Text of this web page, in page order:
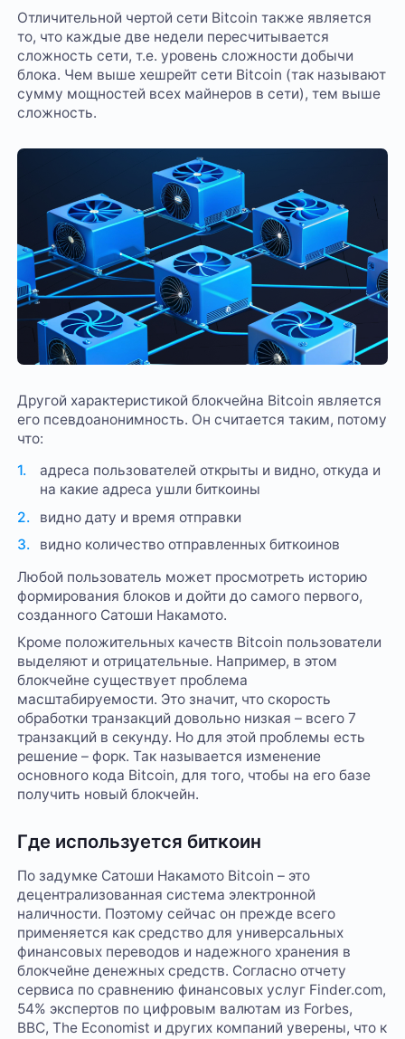
Отличительной чертой сети Bitcoin также является
то, что каждые две недели пересчитывается
сложность сети, т.е. уровень сложности добычи
блока. Чем выше хешрейт сети Bitcoin (так называют
сумму мощностей всех майнеров в сети), тем выше
сложность.
Другой характеристикой блокчейна Bitcoin является
его псевдоанонимность. Он считается таким, потому
что:
адреса пользователей открыты и видно, откуда и
на какие адреса ушли биткоины
видно дату и время отправки
видно количество отправленных биткоинов
Любой пользователь может просмотреть историю
формирования блоков и дойти до самого первого,
созданного Сатоши Накамото.
Кроме положительных качеств Bitcoin пользователи
выделяют и отрицательные. Например, в этом
блокчейне существует проблема
масштабируемости. Это значит, что скорость
обработки транзакций довольно низкая – всего 7
транзакций в секунду. Но для этой проблемы есть
решение – форк. Так называется изменение
основного кода Bitcoin, для того, чтобы на его базе
получить новый блокчейн.
Где используется биткоин
По задумке Сатоши Накамото Bitcoin – это
децентрализованная система электронной
наличности. Поэтому сейчас он прежде всего
применяется как средство для универсальных
финансовых переводов и надежного хранения в
блокчейне денежных средств. Согласно отчету
сервиса по сравнению финансовых услуг Finder.com,
54% экспертов по цифровым валютам из Forbes,
BBC, The Economist и других компаний уверены, что к